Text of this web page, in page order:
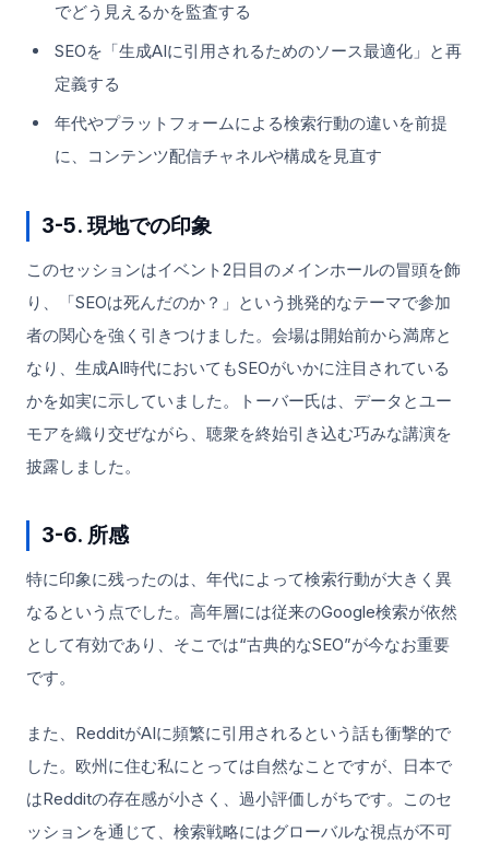
でどう見えるかを監査する
SEOを「生成AIに引用されるためのソース最適化」と再
定義する
年代やプラットフォームによる検索行動の違いを前提
に、コンテンツ配信チャネルや構成を見直す
3-5. 現地での印象
このセッションはイベント2日目のメインホールの冒頭を飾
り、「SEOは死んだのか？」という挑発的なテーマで参加
者の関心を強く引きつけました。会場は開始前から満席と
なり、生成AI時代においてもSEOがいかに注目されている
かを如実に示していました。トーバー氏は、データとユー
モアを織り交ぜながら、聴衆を終始引き込む巧みな講演を
披露しました。
3-6. 所感
特に印象に残ったのは、年代によって検索行動が大きく異
なるという点でした。高年層には従来のGoogle検索が依然
として有効であり、そこでは“古典的なSEO”が今なお重要
です。
また、RedditがAIに頻繁に引用されるという話も衝撃的で
した。欧州に住む私にとっては自然なことですが、日本で
はRedditの存在感が小さく、過小評価しがちです。このセ
ッションを通じて、検索戦略にはグローバルな視点が不可